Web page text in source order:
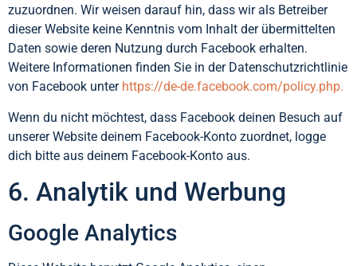
zuzuordnen. Wir weisen darauf hin, dass wir als Betreiber
dieser Website keine Kenntnis vom Inhalt der übermittelten
Daten sowie deren Nutzung durch Facebook erhalten.
Weitere Informationen finden Sie in der Datenschutzrichtlinie
von Facebook unter https://de-de.facebook.com/policy.php.
Wenn du nicht möchtest, dass Facebook deinen Besuch auf
unserer Website deinem Facebook-Konto zuordnet, logge
dich bitte aus deinem Facebook-Konto aus.
6. Analytik und Werbung
Google Analytics